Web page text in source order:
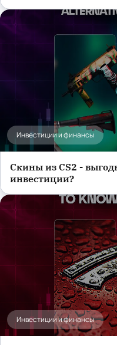
Инвестиции и финансы
Скины из CS2 -
инвестиции?
Инвестиции и финансы